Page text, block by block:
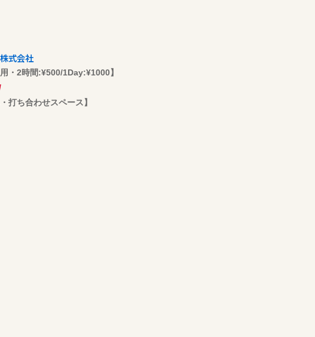
式会社
・2時間:¥500/1Day:¥1000】
打ち合わせスペース】